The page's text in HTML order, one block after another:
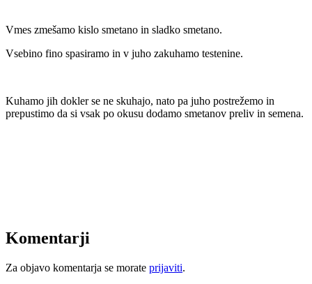
Vmes zmešamo kislo smetano in sladko smetano.
Vsebino fino spasiramo in v juho zakuhamo testenine.
Kuhamo jih dokler se ne skuhajo, nato pa juho postrežemo in
prepustimo da si vsak po okusu dodamo smetanov preliv in semena.
Komentarji
Za objavo komentarja se morate prijaviti.